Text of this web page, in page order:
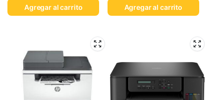
Agregar al carrito Agregar al carrito